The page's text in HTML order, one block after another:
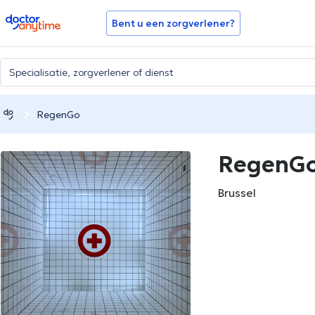
doctoranytime Bent u een zorgverlener?
RegenGo
Brussel